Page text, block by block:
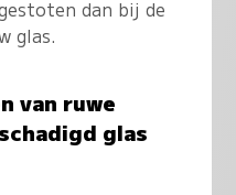
dan bij de
glas.
van ruwe
glas